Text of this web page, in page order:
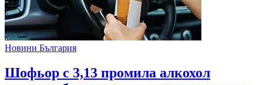
Новини България
Шофьор с 3,13 промила алкохол